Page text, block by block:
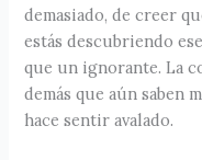
demasiado, de creer
estás descubriendo
que un ignorante. La
demás que aún saben
hace sentir avalado.